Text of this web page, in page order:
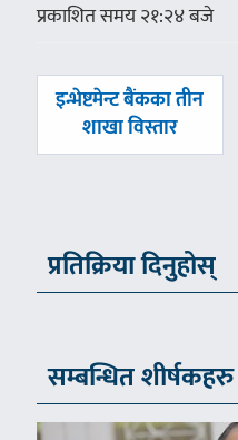
प्रकाशित समय २१:२४ बजे
पछिल्लाे
इन्भेष्टमेन्ट बैंकका तीन
शाखा विस्तार
प्रतिक्रिया दिनुहोस्
सम्बन्धित शीर्षकहरु